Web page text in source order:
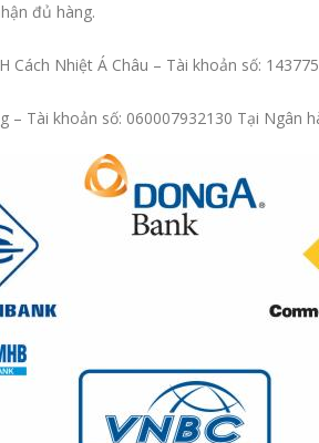
đủ hàng.
Nhiệt Á Châu – Tài khoản số:
– Tài khoản số: 060007932130 Tại Ngân